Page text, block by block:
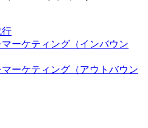
行
ーケティング（インバウン
ーケティング（アウトバウン